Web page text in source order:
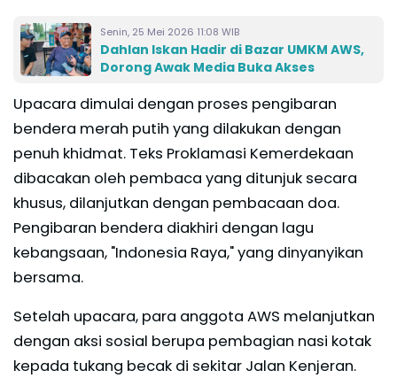
Senin, 25 Mei 2026 11:08 WIB
Dahlan Iskan Hadir di Bazar UMKM AWS,
Dorong Awak Media Buka Akses
Upacara dimulai dengan proses pengibaran
bendera merah putih yang dilakukan dengan
penuh khidmat. Teks Proklamasi Kemerdekaan
dibacakan oleh pembaca yang ditunjuk secara
khusus, dilanjutkan dengan pembacaan doa.
Pengibaran bendera diakhiri dengan lagu
kebangsaan, "Indonesia Raya," yang dinyanyikan
bersama.
Setelah upacara, para anggota AWS melanjutkan
dengan aksi sosial berupa pembagian nasi kotak
kepada tukang becak di sekitar Jalan Kenjeran.